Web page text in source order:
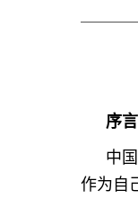
序言
中
作为自